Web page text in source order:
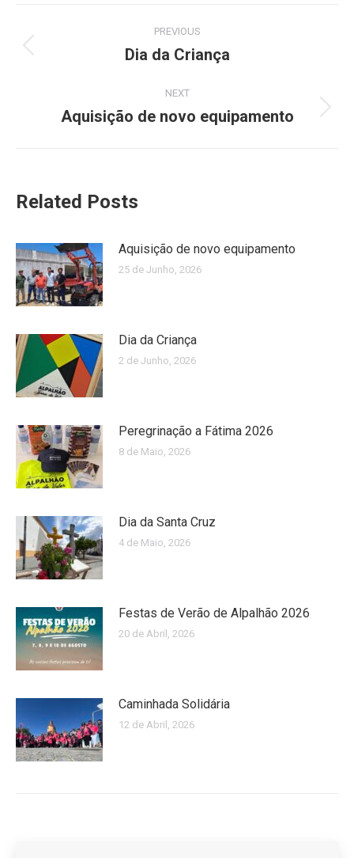
navigation
PREVIOUS
Previous
Dia da Criança
NEXT
Next
Aquisição de novo equipamento
Related Posts
Aquisição de novo equipamento
25 de Junho, 2026
Dia da Criança
2 de Junho, 2026
Peregrinação a Fátima 2026
8 de Maio, 2026
Dia da Santa Cruz
4 de Maio, 2026
Festas de Verão de Alpalhão 2026
20 de Abril, 2026
Caminhada Solidária
12 de Abril, 2026